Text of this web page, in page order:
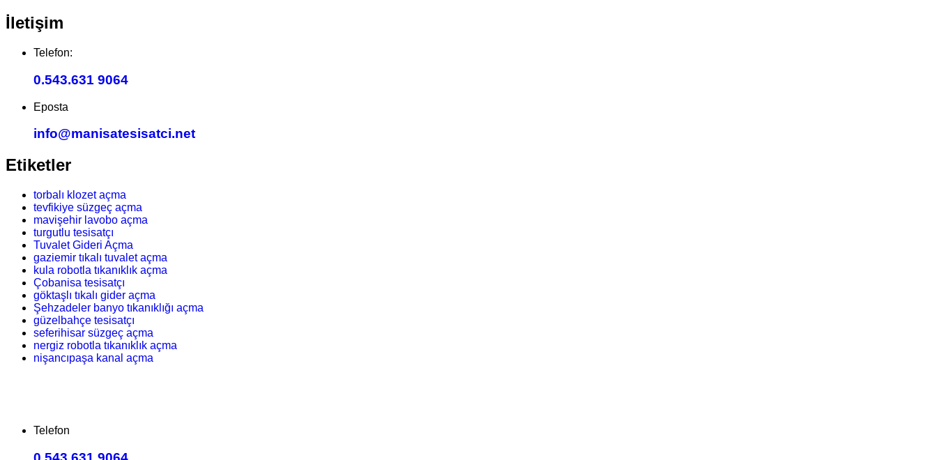
İletişim
Telefon:
0.543.631 9064
Eposta
info@manisatesisatci.net
Etiketler
torbalı klozet açma
tevfikiye süzgeç açma
mavişehir lavobo açma
turgutlu tesisatçı
Tuvalet Gideri Açma
gaziemir tıkalı tuvalet açma
kula robotla tıkanıklık açma
Çobanisa tesisatçı
göktaşlı tıkalı gider açma
Şehzadeler banyo tıkanıklığı açma
güzelbahçe tesisatçı
seferihisar süzgeç açma
nergiz robotla tıkanıklık açma
nişancıpaşa kanal açma
Telefon